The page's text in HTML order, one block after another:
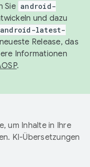
Sie android-
und dazu
android-latest-
Release, das
Informationen
.
um Inhalte in Ihre
KI-Übersetzungen